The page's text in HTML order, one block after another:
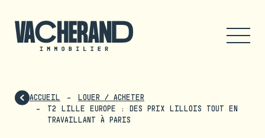
ACCUEIL
LOUER / ACHETER
T2 LILLE EUROPE : DES PRIX LILLOIS TOUT EN
TRAVAILLANT À PARIS